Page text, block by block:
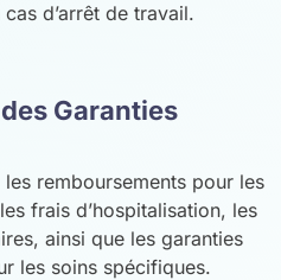
d’arrêt de travail.
Garanties
remboursements pour les
frais d’hospitalisation, les
ainsi que les garanties
les soins spécifiques.